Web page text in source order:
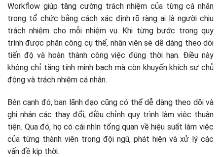
Workflow giúp tăng cường trách nhiệm của từng cá nhân
trong tổ chức bằng cách xác định rõ ràng ai là người chịu
trách nhiệm cho mỗi nhiệm vụ. Khi từng bước trong quy
trình được phân công cụ thể, nhân viên sẽ dễ dàng theo dõi
tiến độ và hoàn thành công việc đúng thời hạn. Điều này
không chỉ tăng tính minh bạch mà còn khuyến khích sự chủ
động và trách nhiệm cá nhân.
Bên cạnh đó, ban lãnh đạo cũng có thể dễ dàng theo dõi và
ghi nhận các thay đổi, điều chỉnh quy trình làm việc thuận
tiện. Qua đó, họ có cái nhìn tổng quan về hiệu suất làm việc
của từng thành viên trong đội ngũ, phát hiện và xử lý các
vấn đề kịp thời.